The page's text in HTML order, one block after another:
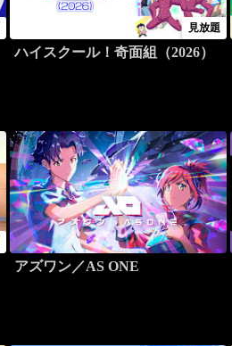
見放題
ハイスクール！奇面組（2026）
アズワン／AS ONE